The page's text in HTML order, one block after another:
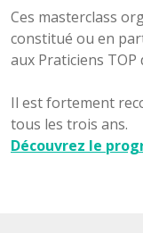
Ces masterclass
constitué ou en
aux Praticiens
Il est fortement
tous les trois ans.
Découvrez le